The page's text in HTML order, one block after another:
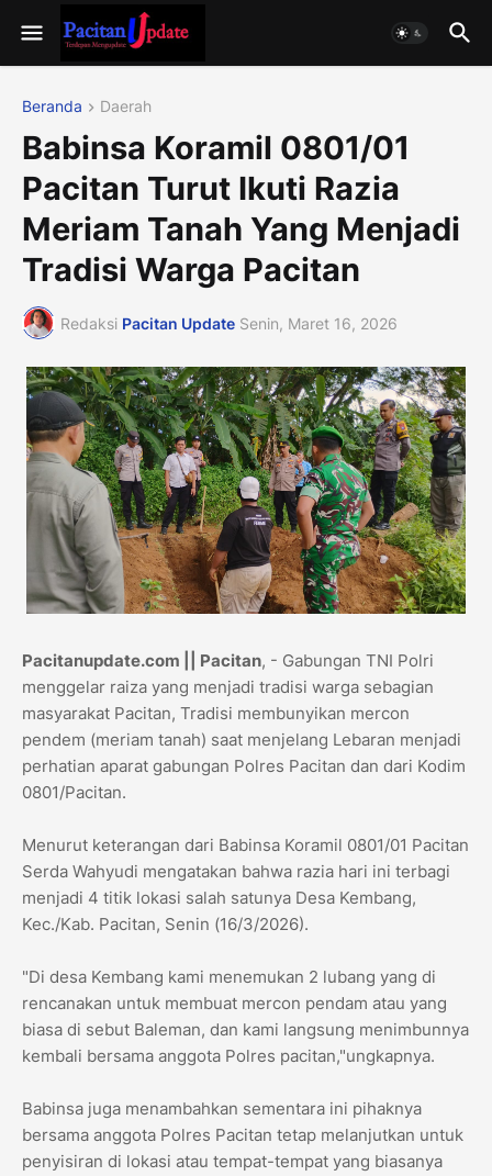
Beranda Daerah
Babinsa Koramil 0801/01
Pacitan Turut Ikuti Razia
Meriam Tanah Yang Menjadi
Tradisi Warga Pacitan
Redaksi Pacitan Update Senin, Maret 16, 2026
Pacitanupdate.com || Pacitan, - Gabungan TNI Polri
menggelar raiza yang menjadi tradisi warga sebagian
masyarakat Pacitan, Tradisi membunyikan mercon
pendem (meriam tanah) saat menjelang Lebaran menjadi
perhatian aparat gabungan Polres Pacitan dan dari Kodim
0801/Pacitan.
Menurut keterangan dari Babinsa Koramil 0801/01 Pacitan
Serda Wahyudi mengatakan bahwa razia hari ini terbagi
menjadi 4 titik lokasi salah satunya Desa Kembang,
Kec./Kab. Pacitan, Senin (16/3/2026).
"Di desa Kembang kami menemukan 2 lubang yang di
rencanakan untuk membuat mercon pendam atau yang
biasa di sebut Baleman, dan kami langsung menimbunnya
kembali bersama anggota Polres pacitan,"ungkapnya.
Babinsa juga menambahkan sementara ini pihaknya
bersama anggota Polres Pacitan tetap melanjutkan untuk
penyisiran di lokasi atau tempat-tempat yang biasanya